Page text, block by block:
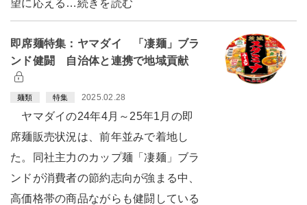
望に応える…続きを読む
即席麺特集：ヤマダイ 「凄麺」ブラ
ンド健闘 自治体と連携で地域貢献
麺類 特集 2025.02.28
ヤマダイの24年4月～25年1月の即
席麺販売状況は、前年並みで着地し
た。同社主力のカップ麺「凄麺」ブラ
ンドが消費者の節約志向が強まる中、
高価格帯の商品ながらも健闘している